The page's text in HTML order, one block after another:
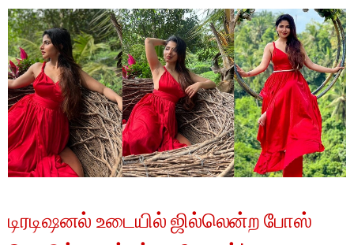
டிரடிஷனல் உடையில் ஜில்லென்ற போஸ்